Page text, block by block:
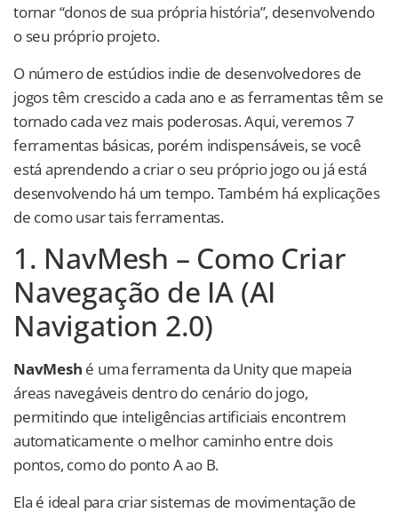
tornar “donos de sua própria história”, desenvolvendo
o seu próprio projeto.
O número de estúdios indie de desenvolvedores de
jogos têm crescido a cada ano e as ferramentas têm se
tornado cada vez mais poderosas. Aqui, veremos 7
ferramentas básicas, porém indispensáveis, se você
está aprendendo a criar o seu próprio jogo ou já está
desenvolvendo há um tempo. Também há explicações
de como usar tais ferramentas.
1. NavMesh – Como Criar
Navegação de IA (AI
Navigation 2.0)
NavMesh é uma ferramenta da Unity que mapeia
áreas navegáveis dentro do cenário do jogo,
permitindo que inteligências artificiais encontrem
automaticamente o melhor caminho entre dois
pontos, como do ponto A ao B.
Ela é ideal para criar sistemas de movimentação de